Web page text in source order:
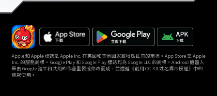
Apple 和 Apple 標誌是 Apple Inc. 在美國和其他國家或地區註冊的商標。App Store 是 Apple
Inc. 的服務商標。 Google Play 和 Google Play 標誌均為 Google LLC 的商標。Android 機器人
是由 Google 建立和共用的作品重製或修改而成，並遵循《創用 CC 3.0 姓名標示授權》中的
條款使用。